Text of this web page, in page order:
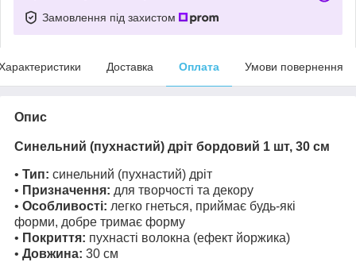
Замовлення під захистом
Доставка Оплата Умови повернення
Опис
Синельний (пухнастий) дріт бордовий 1 шт, 30 см
• Тип: синельний (пухнастий) дріт
• Призначення: для творчості та декору
• Особливості: легко гнеться, приймає будь-які
форми, добре тримає форму
• Покриття: пухнасті волокна (ефект йоржика)
• Довжина: 30 см